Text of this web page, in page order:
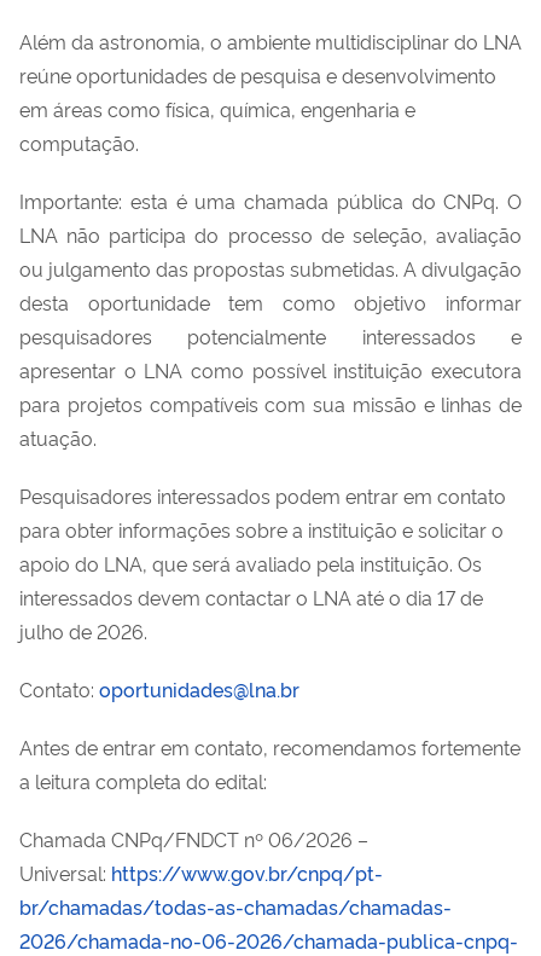
Além da astronomia, o ambiente multidisciplinar do LNA
reúne oportunidades de pesquisa e desenvolvimento
em áreas como física, química, engenharia e
computação.
Importante: esta é uma chamada pública do CNPq. O
LNA não participa do processo de seleção, avaliação
ou julgamento das propostas submetidas. A divulgação
desta oportunidade tem como objetivo informar
pesquisadores potencialmente interessados e
apresentar o LNA como possível instituição executora
para projetos compatíveis com sua missão e linhas de
atuação.
Pesquisadores interessados podem entrar em contato
para obter informações sobre a instituição e solicitar o
apoio do LNA, que será avaliado pela instituição. Os
interessados devem contactar o LNA até o dia 17 de
julho de 2026.
Contato: oportunidades@lna.br
Antes de entrar em contato, recomendamos fortemente
a leitura completa do edital:
Chamada CNPq/FNDCT nº 06/2026 –
Universal: https://www.gov.br/cnpq/pt-
br/chamadas/todas-as-chamadas/chamadas-
2026/chamada-no-06-2026/chamada-publica-cnpq-